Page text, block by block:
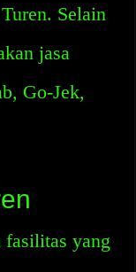
Selain
jasa
Go-Jek,
fasilitas yang